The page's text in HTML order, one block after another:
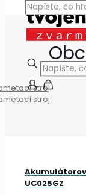
stroj
stroj
UC025GZ